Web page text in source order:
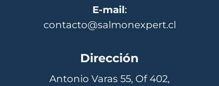
E-mail:
contacto@salmonexpert.cl
Dirección
Antonio Varas 55, Of 402,